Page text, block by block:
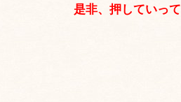
是非、押していっ